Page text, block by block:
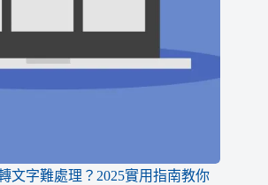
文字難處理？2025實用指南教你